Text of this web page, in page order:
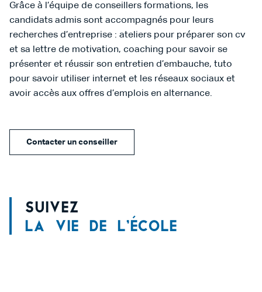
Grâce à l’équipe de conseillers formations, les
candidats admis sont accompagnés pour leurs
recherches d’entreprise : ateliers pour préparer son cv
et sa lettre de motivation, coaching pour savoir se
présenter et réussir son entretien d’embauche, tuto
pour savoir utiliser internet et les réseaux sociaux et
avoir accès aux offres d’emplois en alternance.
Contacter un conseiller
Suivez
la vie de l’école